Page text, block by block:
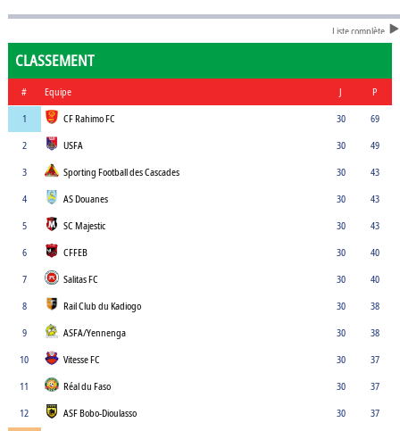
Liste complète
CLASSEMENT
# Equipe J
P
1
CF Rahimo FC 30
69
2
USFA 30
49
3
Sporting Football des Cascades 30
43
4
AS Douanes 30
43
5
SC Majestic 30
43
6
CFFEB 30
40
7
Salitas FC 30
40
8
Rail Club du Kadiogo 30
38
9
ASFA/Yennenga 30
38
10
Vitesse FC 30
37
11
Réal du Faso 30
37
12
ASF Bobo-Dioulasso 30
37